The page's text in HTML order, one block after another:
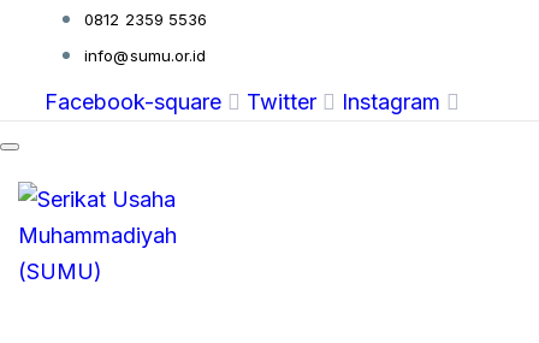
Skip
to
primary
to
content
0812 2359 5536
info@sumu.or.id
Facebook-square Twitter Instagram